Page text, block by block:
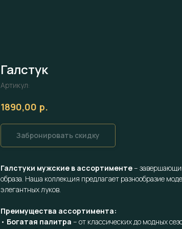
Галстук
Артикул:
1890,00 р.
Забронировать скидку
Галстуки мужские в ассортименте–
образа. Наша коллекция предлагает разнообразие
элегантных луков.
Преимущества ассортимента:
• Богатая палитра – от классических до модных